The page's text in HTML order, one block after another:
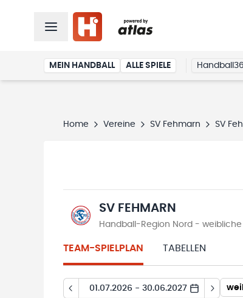
MEIN HANDBALL ALLE SPIELE
Home Vereine SV Fehmarn SV
SV FEHMARN
Handball-Region Nord -
TEAM-SPIELPLAN TABELLEN
01.07.2026 - 30.06.2027